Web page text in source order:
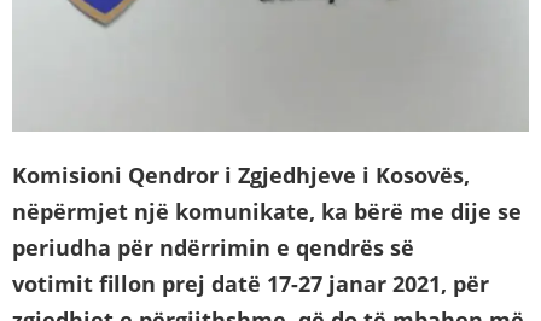
Komisioni Qendror i Zgjedhjeve i Kosovës,
nëpërmjet një komunikate, ka bërë me dije se
periudha për ndërrimin e qendrës së
votimit fillon prej datë 17-27 janar 2021, për